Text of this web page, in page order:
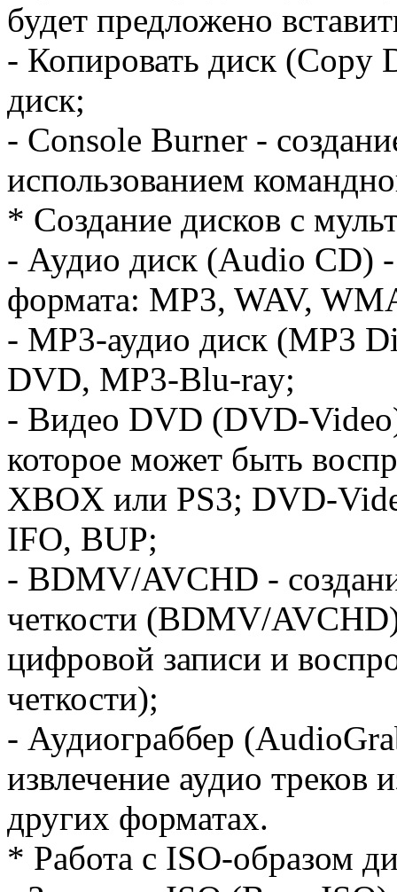
будет предложено
- Копировать диск (Copy
диск;
- Console Burner -
использованием
* Создание дисков с
- Аудио диск (Audio CD)
формата: MP3, WAV,
- MP3-аудио диск (MP3
DVD, MP3-Blu-ray;
- Видео DVD (DVD-
которое может быть
XBOX или PS3; DVD-
IFO, BUP;
- BDMV/AVCHD -
четкости (BDMV/
цифровой записи и
четкости);
- Аудиограббер
извлечение аудио
других форматах.
* Работа с ISO-образом